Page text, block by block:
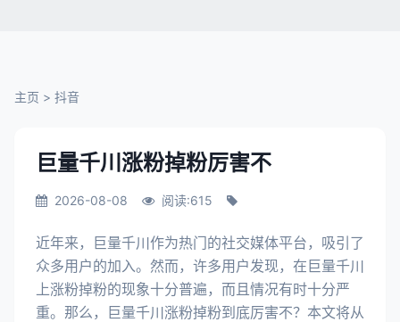
主页 > 抖音
巨量千川涨粉掉粉厉害不
2026-08-08 阅读:615
近年来，巨量千川作为热门的社交媒体平台，吸引了
众多用户的加入。然而，许多用户发现，在巨量千川
上涨粉掉粉的现象十分普遍，而且情况有时十分严
重。那么，巨量千川涨粉掉粉到底厉害不？本文将从